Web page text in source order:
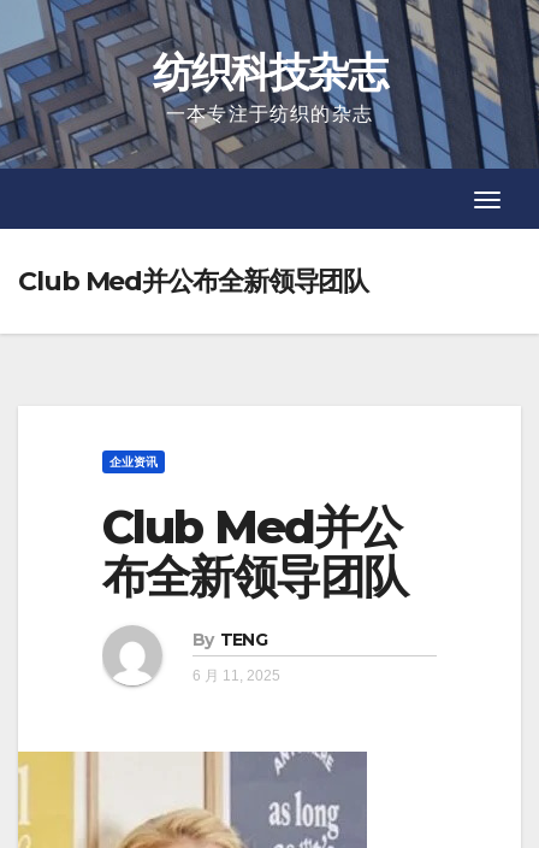
to
content
纺织科技杂志
一本专注于纺织的杂志
Club Med并公布全新领导团队
企业资讯
Club Med并公
布全新领导团队
By TENG
6 月 11, 2025